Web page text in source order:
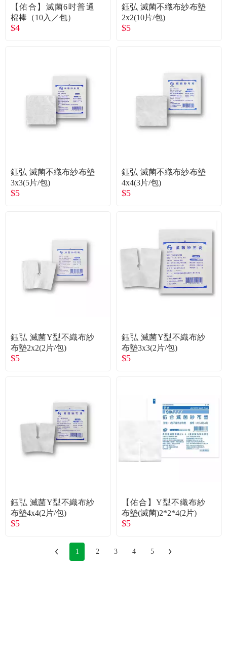
【佑合】滅菌6吋普通
棉棒（10入／包）
$4
鈺弘 滅菌不織布紗布墊
2x2(10片/包)
$5
鈺弘 滅菌不織布紗布墊
3x3(5片/包)
$5
鈺弘 滅菌不織布紗布墊
4x4(3片/包)
$5
鈺弘 滅菌Y型不織布紗
布墊2x2(2片/包)
$5
鈺弘 滅菌Y型不織布紗
布墊3x3(2片/包)
$5
鈺弘 滅菌Y型不織布紗
布墊4x4(2片/包)
$5
【佑合】Y型不織布紗
布墊(滅菌)2*2*4(2片)
$5
1 2 3 4 5